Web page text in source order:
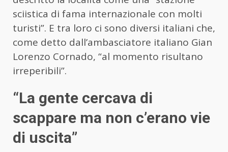
sciistica di fama internazionale con molti
turisti”. E tra loro ci sono diversi italiani che,
come detto dall’ambasciatore italiano Gian
Lorenzo Cornado, “al momento risultano
irreperibili”.
“La gente cercava di
scappare ma non c’erano vie
di uscita”